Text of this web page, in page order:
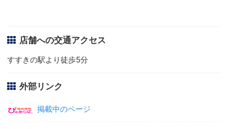
店舗への交通アクセス
すすきの駅より徒歩5分
外部リンク
掲載中のページ